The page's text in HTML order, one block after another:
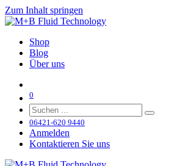
Zum Inhalt springen
Shop
Blog
Über uns
0
06421-620 9440
Anmelden
Kontaktieren Sie uns